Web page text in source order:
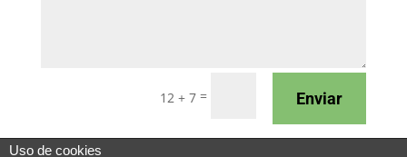
12 + 7 = Enviar
Uso de cookies